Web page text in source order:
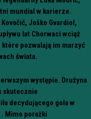
mundial w karierze.
Joško Gvardiol,
lat Chorwaci wciąż
pozwalają im marzyć
świata.
występie. Drużyna
skutecznie
decydującego gola w
Mimo porażki